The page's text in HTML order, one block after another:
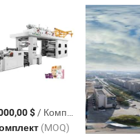
$/ Комплект
(MOQ)